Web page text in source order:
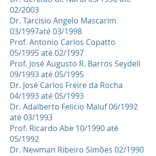
02/2003
Dr. Tarcisio Angelo Mascarim
03/1997até 03/1998
Prof. Antonio Carlos Copatto
05/1995 até 02/1997
Prof. José Augusto R. Barros Seydell
09/1993 até 05/1995
Dr. José Carlos Freire da Rocha
04/1993 até 05/1993
Dr. Adalberto Felicio Maluf 06/1992
até 03/1993
Prof. Ricardo Abe 10/1990 até
05/1992
Dr. Newman Ribeiro Simões 02/1990